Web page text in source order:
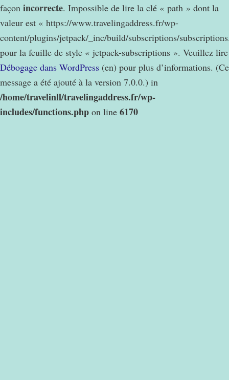
façon incorrecte. Impossible de lire la clé « path » dont la
valeur est « https://www.travelingaddress.fr/wp-
content/plugins/jetpack/_inc/build/subscriptions/
pour la feuille de style « jetpack-subscriptions ». Veuillez lire
Débogage dans WordPress (en) pour plus d’informations. (Ce
message a été ajouté à la version 7.0.0.) in
/home/travelinll/travelingaddress.fr/wp-
includes/functions.php on line 6170